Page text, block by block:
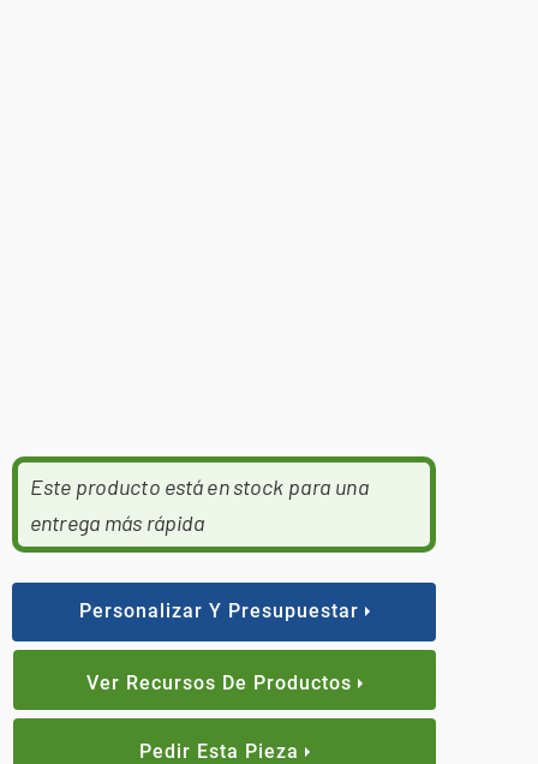
Este producto está en stock para una
entrega más rápida
Personalizar Y Presupuestar
Ver Recursos De Productos
Pedir Esta Pieza